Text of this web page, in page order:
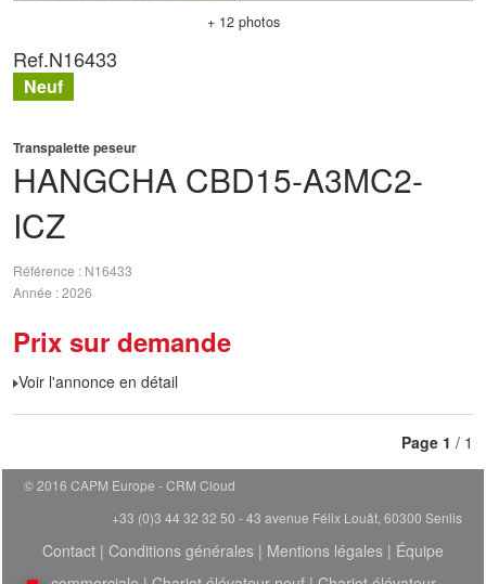
+ 12 photos
HANGCHA CBD15-A3MC2-
ICZ
Transpalette peseur
Référence
N16433
Année 2026
Prix sur demande
Voir l'annonce en détail
Ref.N16433
Neuf
Page 1 / 1
© 2016 CAPM Europe
CRM Cloud
+33 (0)3 44 32 32 50 - 43 avenue Félix Louât, 60300 Senlis
Contact | Conditions générales | Mentions légales | Équipe